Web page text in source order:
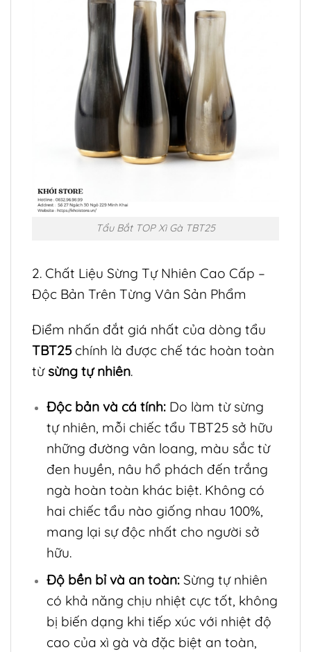
Tẩu Bắt TOP Xì Gà TBT25
2. Chất Liệu Sừng Tự Nhiên Cao Cấp –
Độc Bản Trên Từng Vân Sản Phẩm
Điểm nhấn đắt giá nhất của dòng tẩu
TBT25chính là được chế tác hoàn toàn
từsừng tự nhiên.
Độc bản và cá tính:Do làm từ sừng
tự nhiên, mỗi chiếc tẩu TBT25 sở hữu
những đường vân loang, màu sắc từ
đen huyền, nâu hổ phách đến trắng
ngà hoàn toàn khác biệt. Không có
hai chiếc tẩu nào giống nhau 100%,
mang lại sự độc nhất cho người sở
hữu.
Độ bền bỉ và an toàn:Sừng tự nhiên
có khả năng chịu nhiệt cực tốt, không
bị biến dạng khi tiếp xúc với nhiệt độ
cao của xì gà và đặc biệt an toàn,